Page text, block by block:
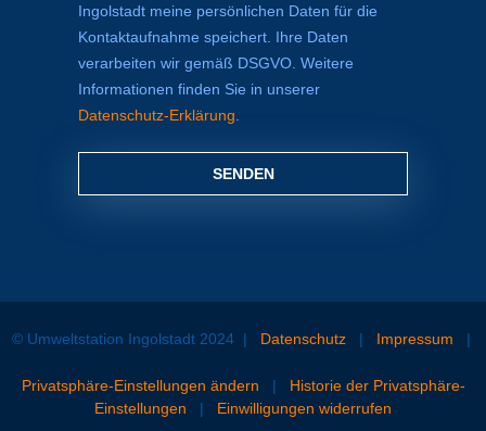
Ingolstadt meine persönlichen Daten für die
Kontaktaufnahme speichert. Ihre Daten
verarbeiten wir gemäß DSGVO. Weitere
Informationen finden Sie in unserer
Datenschutz-Erklärung
SENDEN
© Umweltstation Ingolstadt 2024| Datenschutz| Impressum |
Privatsphäre-Einstellungen ändern | Historie der Privatsphäre-
Einstellungen | Einwilligungen widerrufen